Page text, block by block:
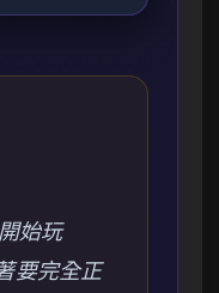
始玩
要完全正